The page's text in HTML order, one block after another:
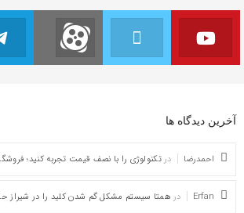
آخرین دیدگاه ها
احمدرضا در تکنولوژی را با نصف قیمت تجربه کنید؛
Erfan در همتا سیستم مشکل گم شدن کلید را در شیراز